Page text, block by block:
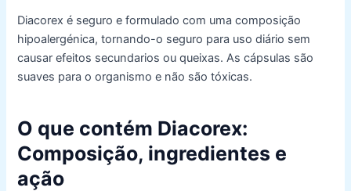
Diacorexé seguro e formulado com uma composição
hipoalergénica, tornando-o seguro para uso diário sem
causarefeitos secundarios ou queixas. As cápsulas são
suaves para o organismo e não são tóxicas.
O que contém Diacorex:
Composição, ingredientes e
ação